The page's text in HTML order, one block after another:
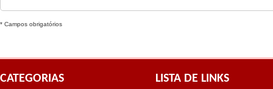
* Campos obrigatórios
CATEGORIAS LISTA DE LINKS